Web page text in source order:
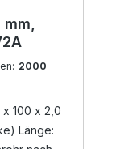
2000
100 x 2,0
Länge: